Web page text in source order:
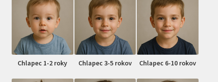
Chlapec 1-2 roky Chlapec 3-5 rokov Chlapec 6-10 rokov